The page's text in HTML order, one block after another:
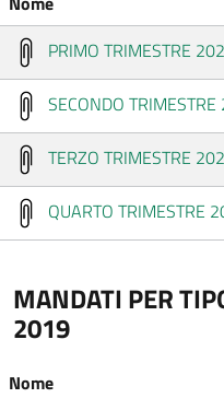
PRIMO TRIMESTRE
SECONDO
TERZO TRIMESTRE
QUARTO TRIMESTRE
MANDATI PER
2019
Nome